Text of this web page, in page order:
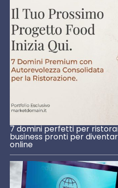
7 domini perfetti per
business pronti per
online